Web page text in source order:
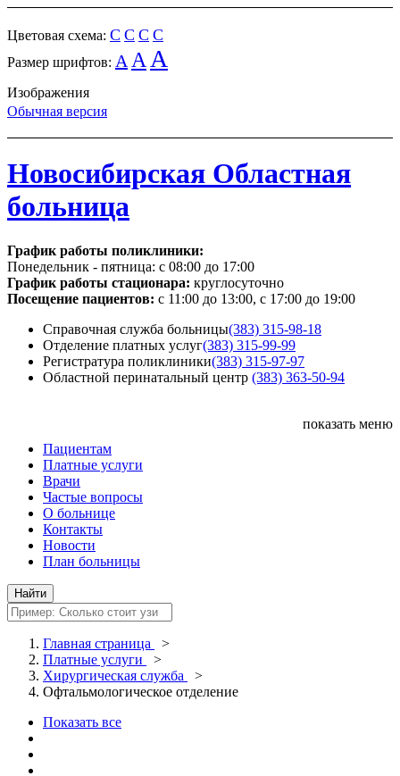
Цветовая схема: C C C C
Размер шрифтов: A A A
Изображения
Обычная версия
Новосибирская Областная
больница
График работы поликлиники:
Понедельник - пятница: с 08:00 до 17:00
График работы стационара: круглосуточно
Посещение пациентов: с 11:00 до 13:00, с 17:00 до 19:00
Справочная служба больницы(383) 315-98-18
Отделение платных услуг(383) 315-99-99
Регистратура поликлиники(383) 315-97-97
Областной перинатальный центр (383) 363-50-94
показать меню
Пациентам
Платные услуги
Врачи
Частые вопросы
О больнице
Контакты
Новости
План больницы
Главная страница
>
Платные услуги
>
Хирургическая служба
>
Офтальмологическое отделение
Показать все